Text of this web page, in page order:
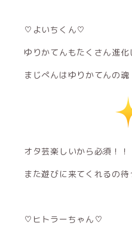
♡よいちくん♡
ゆりかてんもたくさん進化
まじぺんはゆりかてんの魂
オタ芸楽しいから必須！！
また遊びに来てくれるの待
♡ヒトラーちゃん♡